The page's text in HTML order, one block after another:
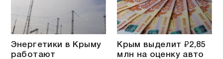
Энергетики в Крыму
работают
Крым выделит ₽2,85
млн на оценку авто